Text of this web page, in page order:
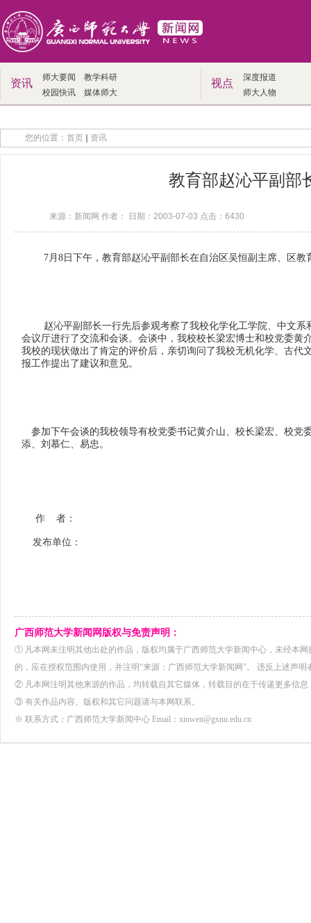
资讯 师大要闻
教学科研
校园快讯
媒体师大
视点
深度报道
师大人物
您的位置： 首页 资讯
教育部赵沁平副部
来源：新闻网 作者： 日期：2003-07-03 点击： 6430
7月8日下午，教育部赵沁平副部长在自治区吴恒副主席、区教
赵沁平副部长一行先后参观考察了我校化学化工学院、中文系
会议厅进行了交流和会谈。会谈中，我校校长梁宏博士和校党委
我校的现状做出了肯定的评价后，亲切询问了我校无机化学、古
报工作提出了建议和意见。
参加下午会谈的我校领导有校党委书记黄介山、校长梁宏、校党
添、刘慕仁、易忠。
作 者：
发布单位：
广西师范大学新闻网版权与免责声明：
① 凡本网未注明其他出处的作品，版权均属于广西师范大学新闻中心，未经本
的，应在授权范围内使用，并注明“来源：广西师范大学新闻网”。 违反上述声
② 凡本网注明其他来源的作品，均转载自其它媒体，转载目的在于传递更多信
③ 有关作品内容、版权和其它问题请与本网联系。
※ 联系方式：广西师范大学新闻中心 Email：xinwen@gxnu.edu.cn